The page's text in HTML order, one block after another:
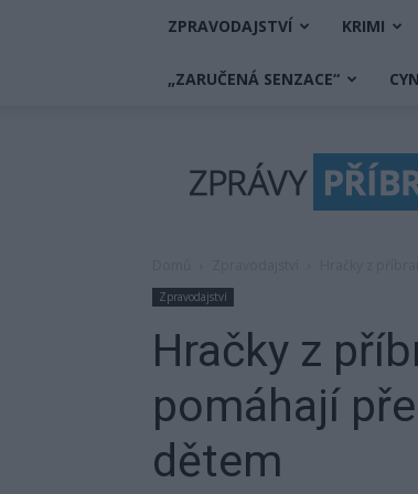
ZPRAVODAJSTVÍ KRIMI
„ZARUČENÁ SENZACE“
Příbram
Zpravodajství
Hračky z
pomáhají
dětem